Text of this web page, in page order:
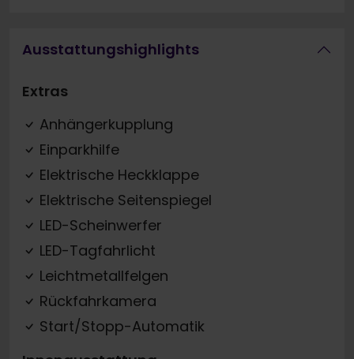
Ausstattungshighlights
Extras
Anhängerkupplung
Einparkhilfe
Elektrische Heckklappe
Elektrische Seitenspiegel
LED-Scheinwerfer
LED-Tagfahrlicht
Leichtmetallfelgen
Rückfahrkamera
Start/Stopp-Automatik